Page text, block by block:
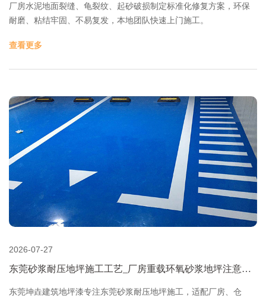
厂房水泥地面裂缝、龟裂纹、起砂破损制定标准化修复方案，环保
耐磨、粘结牢固、不易复发，本地团队快速上门施工。
查看更多
2026-07-27
东莞砂浆耐压地坪施工工艺_厂房重载环氧砂浆地坪注意事
东莞坤垚建筑地坪漆专注东莞砂浆耐压地坪施工，适配厂房、仓